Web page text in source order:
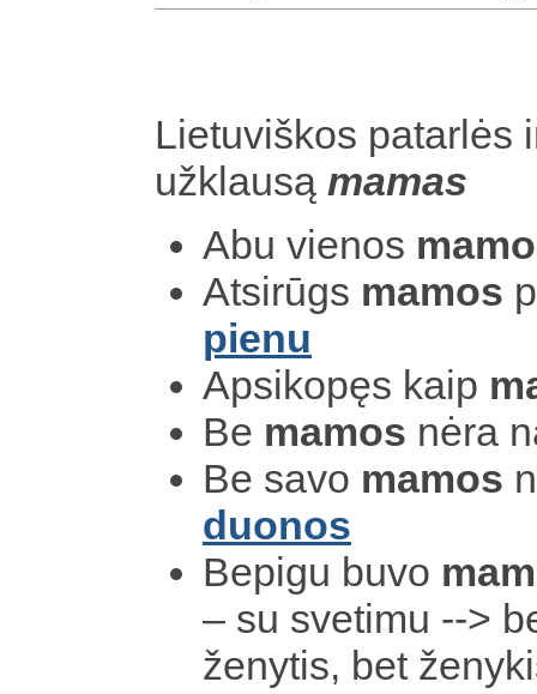
Lietuviškos patarlės
užklausą mamas
Abu vienos
Atsirūgs mamos
pienu
Apsikopęs kaip
Be mamos nėra
Be savo mamos
duonos
Bepigu buvo
– su svetimu -->
ženytis, bet